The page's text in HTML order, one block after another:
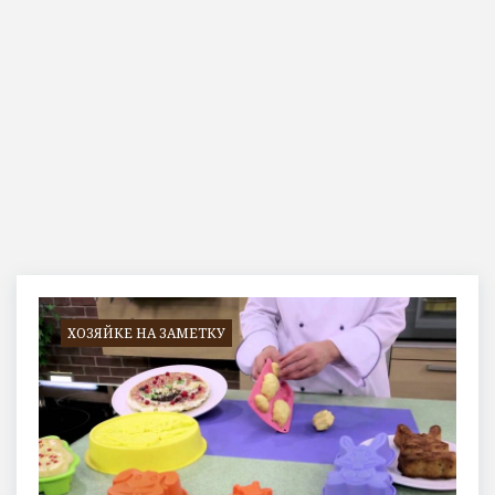
посуда
ХОЗЯЙКЕ НА ЗАМЕТКУ